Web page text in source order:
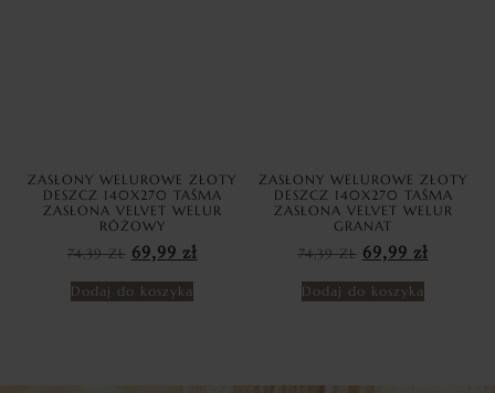
ZASŁONY WELUROWE ZŁOTY
DESZCZ 140X270 TAŚMA
ZASŁONA VELVET WELUR
RÓŻOWY
74,39ZŁ 69,99 zł
Dodaj do koszyka
ZASŁONY WELUROWE ZŁOTY
DESZCZ 140X270 TAŚMA
ZASŁONA VELVET WELUR
GRANAT
74,39ZŁ 69,99 zł
Dodaj do koszyka